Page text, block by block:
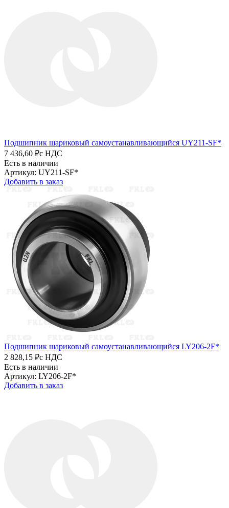
Подшипник шариковый самоустанавливающийся UY211-SF*
7 436,60 ₽с НДС
Есть в наличии
Артикул: UY211-SF*
Добавить в заказ
Подшипник шариковый самоустанавливающийся LY206-2F*
2 828,15 ₽с НДС
Есть в наличии
Артикул: LY206-2F*
Добавить в заказ